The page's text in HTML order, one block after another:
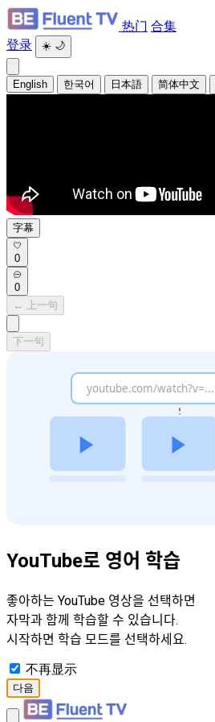
热门 合集
登录
☀️ 🌙
English 한국어 日本語 简体中文
字幕
0
0
← 上一句
下一句
YouTube로 영어 학습
좋아하는 YouTube 영상을 선택하면
자막과 함께 학습할 수 있습니다.
시작하면 학습 모드를 선택하세요.
不再显示
다음